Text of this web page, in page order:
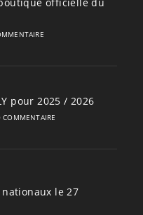
pour 2025 / 2026
COMMENTAIRE
le 27